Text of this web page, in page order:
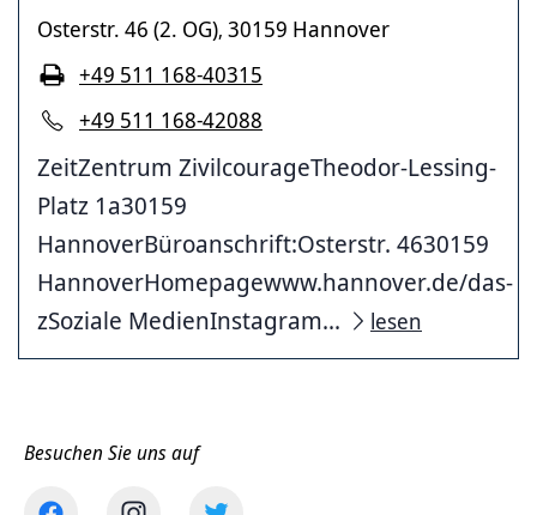
Osterstr. 46 (2. OG), 30159 Hannover
+49 511 168-42088
+49 511 168-40315
ZeitZentrum ZivilcourageTheodor-Lessing-
Platz 1a30159
HannoverBüroanschrift:Osterstr. 4630159
HannoverHomepagewww.hannover.de/das-
zSoziale MedienInstagram...
lesen
Besuchen Sie uns auf